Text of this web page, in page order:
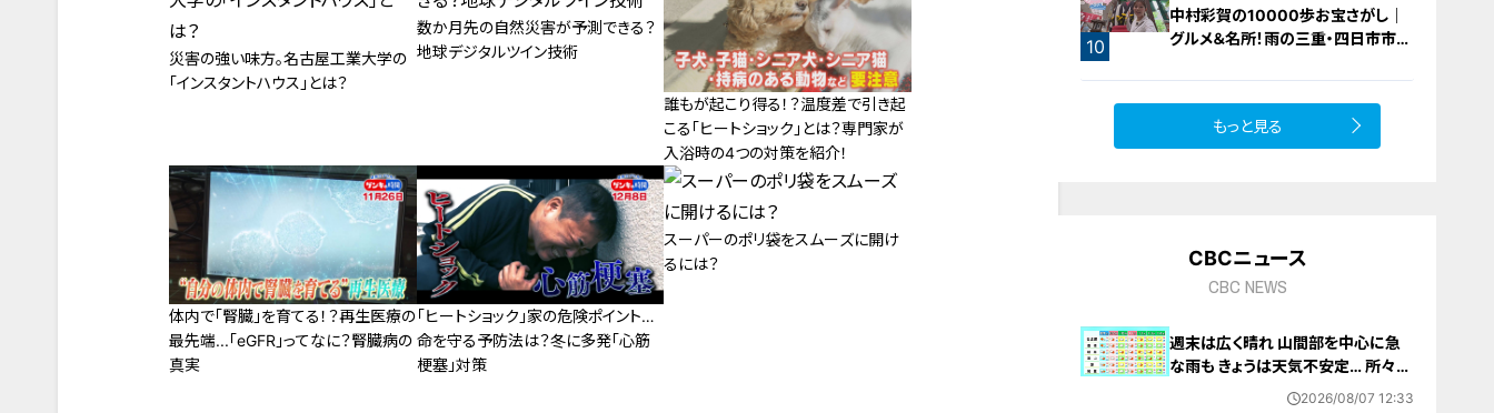
災害の強い味方。名古屋工業大学の
「インスタントハウス」とは？
数か月先の自然災害が予測できる？
地球デジタルツイン技術
誰もが起こり得る！？温度差で引き起
こる「ヒートショック」とは？専門家が
入浴時の4つの対策を紹介！
体内で「腎臓」を育てる！？再生医療の
最先端...「eGFR」ってなに？腎臓病の
真実
「ヒートショック」家の危険ポイント…
命を守る予防法は？冬に多発「心筋
梗塞」対策
スーパーのポリ袋をスムーズに開け
るには？
10
中村彩賀の10000歩お宝さがし｜
グルメ＆名所！雨の三重・四日市市で
もっと見る
CBCニュース
CBC NEWS
週末は広く晴れ 山間部を中心に急
な雨も きょうは天気不安定… 所々で
雨予想 愛知･名古屋･岐阜･三重の天
2026/08/07 12:33